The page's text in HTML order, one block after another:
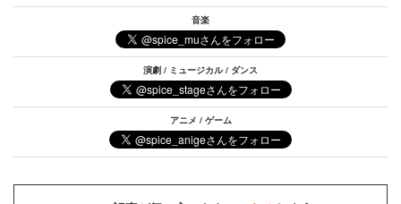
音楽
演劇 / ミュージカル / ダンス
アニメ / ゲーム